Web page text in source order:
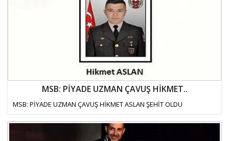
MSB: PİYADE UZMAN ÇAVUŞ HİKMET..
MSB: PİYADE UZMAN ÇAVUŞ HİKMET ASLAN ŞEHİT OLDU